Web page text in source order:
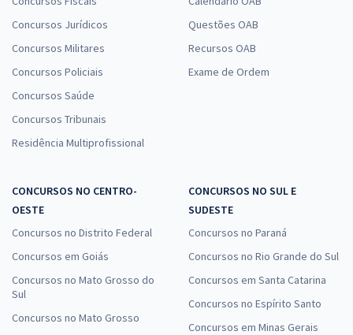
Concursos Jurídicos
Concursos Militares
Concursos Policiais
Concursos Saúde
Concursos Tribunais
Residência Multiprofissional
Questões OAB
Recursos OAB
Exame de Ordem
CONCURSOS NO CENTRO-
OESTE
Concursos no Distrito Federal
Concursos em Goiás
Concursos no Mato Grosso do
Sul
Concursos no Mato Grosso
CONCURSOS NO SUL E
SUDESTE
Concursos no Paraná
Concursos no Rio Grande do Sul
Concursos em Santa Catarina
Concursos no Espírito Santo
Concursos em Minas Gerais